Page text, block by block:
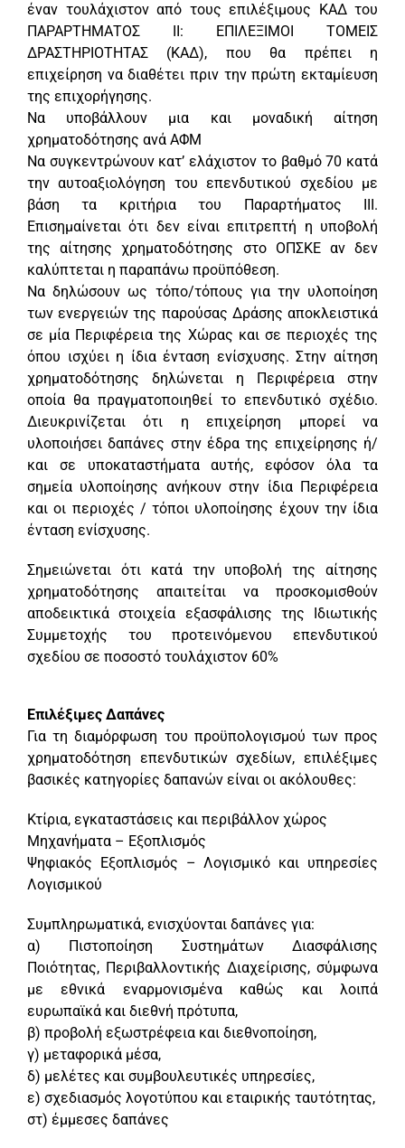
έναν τουλάχιστον από τους επιλέξιμους ΚΑΔ του
ΠΑΡΑΡΤΗΜΑΤΟΣ II: ΕΠΙΛΕΞΙΜΟΙ ΤΟΜΕΙΣ
ΔΡΑΣΤΗΡΙΟΤΗΤΑΣ (ΚΑΔ), που θα πρέπει η
επιχείρηση να διαθέτει πριν την πρώτη εκταμίευση
της επιχορήγησης.
Να υποβάλλουν μια και μοναδική αίτηση
χρηματοδότησης ανά ΑΦΜ
Να συγκεντρώνουν κατ’ ελάχιστον το βαθμό 70 κατά
την αυτοαξιολόγηση του επενδυτικού σχεδίου με
βάση τα κριτήρια του Παραρτήματος ΙΙΙ.
Επισημαίνεται ότι δεν είναι επιτρεπτή η υποβολή
της αίτησης χρηματοδότησης στο ΟΠΣΚΕ αν δεν
καλύπτεται η παραπάνω προϋπόθεση.
Να δηλώσουν ως τόπο/τόπους για την υλοποίηση
των ενεργειών της παρούσας Δράσης αποκλειστικά
σε μία Περιφέρεια της Χώρας και σε περιοχές της
όπου ισχύει η ίδια ένταση ενίσχυσης. Στην αίτηση
χρηματοδότησης δηλώνεται η Περιφέρεια στην
οποία θα πραγματοποιηθεί το επενδυτικό σχέδιο.
Διευκρινίζεται ότι η επιχείρηση μπορεί να
υλοποιήσει δαπάνες στην έδρα της επιχείρησης ή/
και σε υποκαταστήματα αυτής, εφόσον όλα τα
σημεία υλοποίησης ανήκουν στην ίδια Περιφέρεια
και οι περιοχές / τόποι υλοποίησης έχουν την ίδια
ένταση ενίσχυσης.
Σημειώνεται ότι κατά την υποβολή της αίτησης
χρηματοδότησης απαιτείται να προσκομισθούν
αποδεικτικά στοιχεία εξασφάλισης της Ιδιωτικής
Συμμετοχής του προτεινόμενου επενδυτικού
σχεδίου σε ποσοστό τουλάχιστον 60%
Επιλέξιμες Δαπάνες
Για τη διαμόρφωση του προϋπολογισμού των προς
χρηματοδότηση επενδυτικών σχεδίων, επιλέξιμες
βασικές κατηγορίες δαπανών είναι οι ακόλουθες:
Κτίρια, εγκαταστάσεις και περιβάλλον χώρος
Μηχανήματα – Εξοπλισμός
Ψηφιακός Εξοπλισμός – Λογισμικό και υπηρεσίες
Λογισμικού
Συμπληρωματικά, ενισχύονται δαπάνες για:
α) Πιστοποίηση Συστημάτων Διασφάλισης
Ποιότητας, Περιβαλλοντικής Διαχείρισης, σύμφωνα
με εθνικά εναρμονισμένα καθώς και λοιπά
ευρωπαϊκά και διεθνή πρότυπα,
β) προβολή εξωστρέφεια και διεθνοποίηση,
γ) μεταφορικά μέσα,
δ) μελέτες και συμβουλευτικές υπηρεσίες,
ε) σχεδιασμός λογοτύπου και εταιρικής ταυτότητας,
στ) έμμεσες δαπάνες